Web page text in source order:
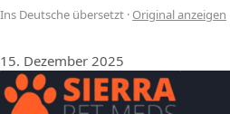
Ins Deutsche übersetzt · Original anzeigen
15. Dezember 2025